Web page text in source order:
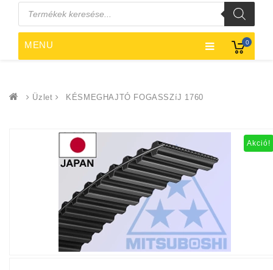
0
Products
search
MENU
Üzlet KÉSMEGHAJTÓ FOGASSZíJ 1760
Akció!